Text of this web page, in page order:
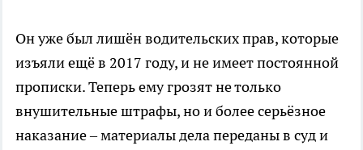
Он уже был лишён водительских прав, которые
изъяли ещё в 2017 году, и не имеет постоянной
прописки. Теперь ему грозят не только
внушительные штрафы, но и более серьёзное
наказание – материалы дела переданы в суд и